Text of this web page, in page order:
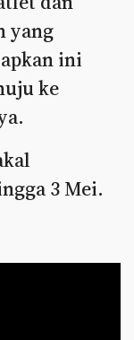
yang
ini
ke
3 Mei.